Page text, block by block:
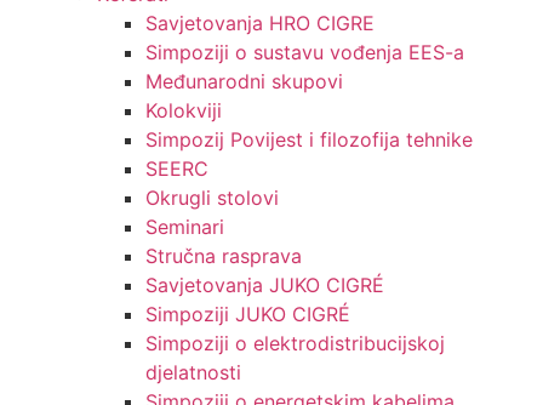
Savjetovanja HRO CIGRE
Simpoziji o sustavu vođenja EES-a
Međunarodni skupovi
Kolokviji​
Simpozij Povijest i filozofija tehnike
SEERC
Okrugli stolovi
Seminari​
Stručna rasprava​
Savjetovanja JUKO CIGRÉ
Simpoziji JUKO CIGRÉ
Simpoziji o elektrodistribucijskoj
djelatnosti